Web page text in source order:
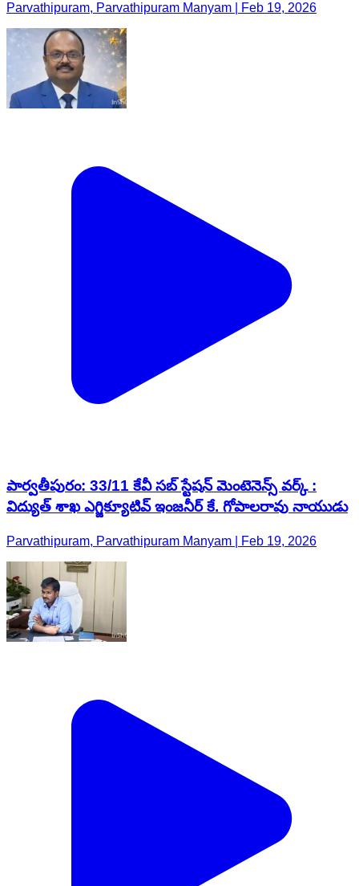
Parvathipuram, Parvathipuram Manyam | Feb 19, 2026
పార్వతీపురం: 33/11 కేవీ సబ్ స్టేషన్ మెంటెనెన్స్ వర్క్ :
విద్యుత్ శాఖ ఎగ్జిక్యూటివ్ ఇంజనీర్ కే. గోపాలరావు నాయుడు
Parvathipuram, Parvathipuram Manyam | Feb 19, 2026